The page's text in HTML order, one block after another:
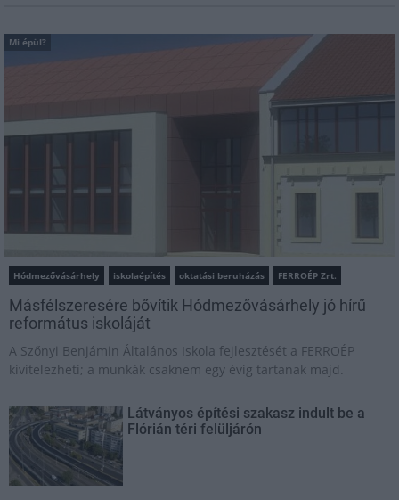
Mi épül?
Hódmezővásárhely iskolaépítés oktatási beruházás FERROÉP Zrt.
Másfélszeresére bővítik Hódmezővásárhely jó hírű
református iskoláját
A Szőnyi Benjámin Általános Iskola fejlesztését a FERROÉP
kivitelezheti; a munkák csaknem egy évig tartanak majd.
Látványos építési szakasz indult be a
Flórián téri felüljárón